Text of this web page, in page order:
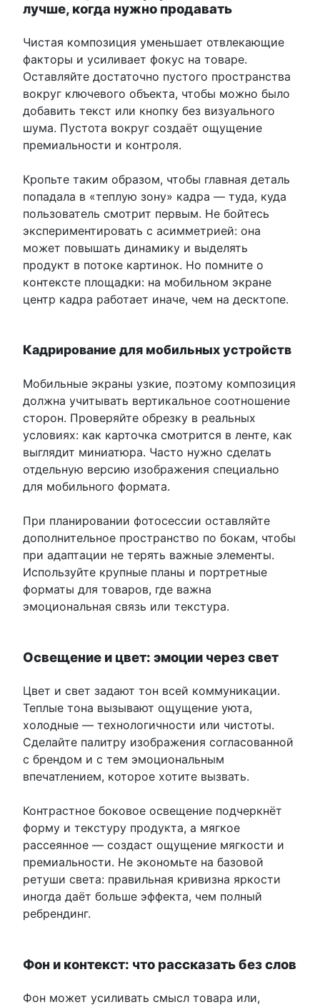
лучше, когда нужно продавать
Чистая композиция уменьшает отвлекающие
факторы и усиливает фокус на товаре.
Оставляйте достаточно пустого пространства
вокруг ключевого объекта, чтобы можно было
добавить текст или кнопку без визуального
шума. Пустота вокруг создаёт ощущение
премиальности и контроля.
Кропьте таким образом, чтобы главная деталь
попадала в «теплую зону» кадра — туда, куда
пользователь смотрит первым. Не бойтесь
экспериментировать с асимметрией: она
может повышать динамику и выделять
продукт в потоке картинок. Но помните о
контексте площадки: на мобильном экране
центр кадра работает иначе, чем на десктопе.
Кадрирование для мобильных устройств
Мобильные экраны узкие, поэтому композиция
должна учитывать вертикальное соотношение
сторон. Проверяйте обрезку в реальных
условиях: как карточка смотрится в ленте, как
выглядит миниатюра. Часто нужно сделать
отдельную версию изображения специально
для мобильного формата.
При планировании фотосессии оставляйте
дополнительное пространство по бокам, чтобы
при адаптации не терять важные элементы.
Используйте крупные планы и портретные
форматы для товаров, где важна
эмоциональная связь или текстура.
Освещение и цвет: эмоции через свет
Цвет и свет задают тон всей коммуникации.
Теплые тона вызывают ощущение уюта,
холодные — технологичности или чистоты.
Сделайте палитру изображения согласованной
с брендом и с тем эмоциональным
впечатлением, которое хотите вызвать.
Контрастное боковое освещение подчеркнёт
форму и текстуру продукта, а мягкое
рассеянное — создаст ощущение мягкости и
премиальности. Не экономьте на базовой
ретуши света: правильная кривизна яркости
иногда даёт больше эффекта, чем полный
ребрендинг.
Фон и контекст: что рассказать без слов
Фон может усиливать смысл товара или,